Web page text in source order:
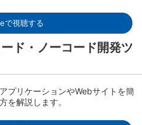
で視聴する
ド・ノーコード開発ツ
プリケーションやWebサイトを簡
を解説します。